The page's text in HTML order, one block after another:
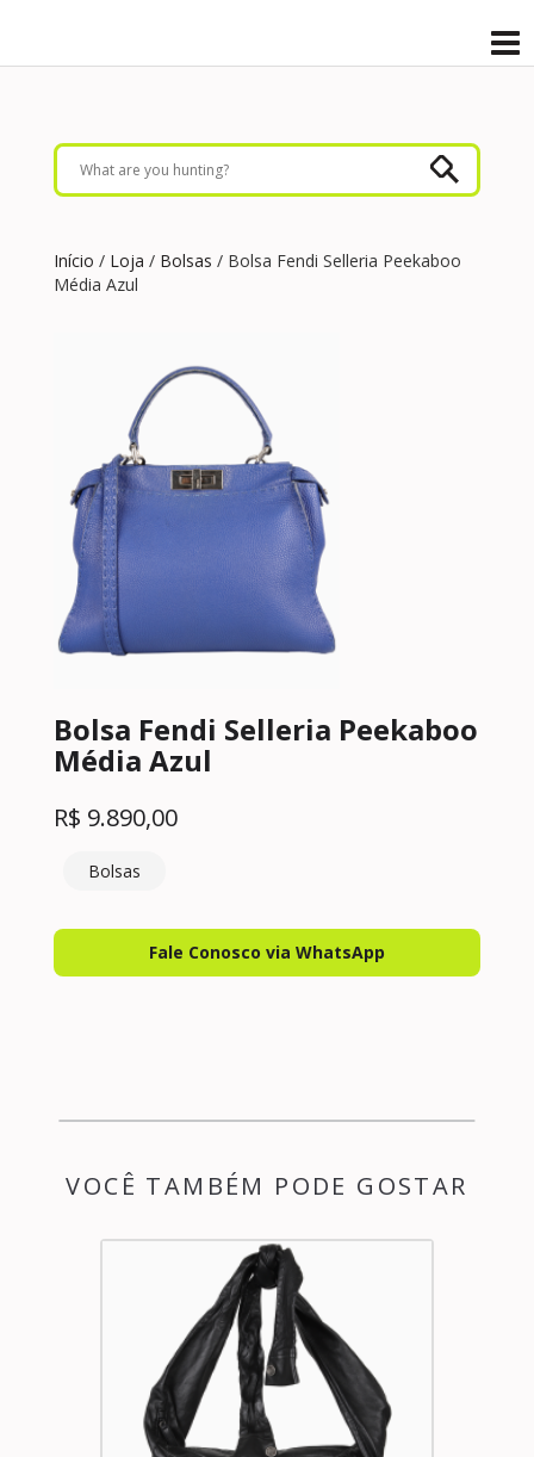
Início / Loja / Bolsas / Bolsa Fendi Selleria Peekaboo
Média Azul
Bolsa Fendi Selleria Peekaboo
Média Azul
R$ 9.890,00
Bolsas
Fale Conosco via WhatsApp
VOCÊ TAMBÉM PODE GOSTAR